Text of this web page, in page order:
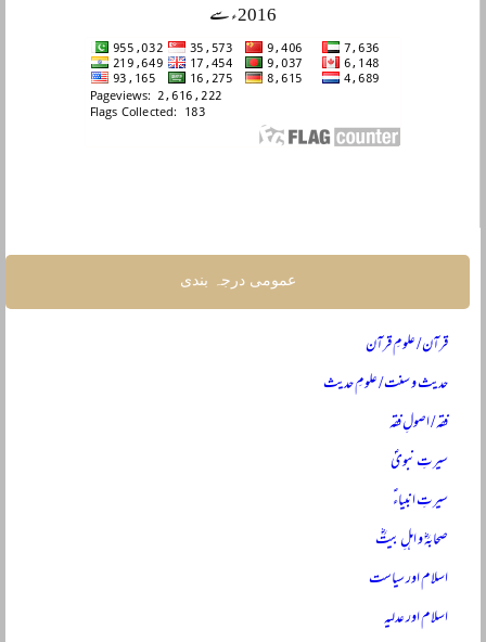
2016ء سے
عمومی درجہ بندی
قرآن / علومِ قرآن
حدیث و سنت / علومِ حدیث
فقہ / اصولِ فقہ
سیرتِ نبویؐ
سیرتِ انبیاءؑ
صحابہؓ و اہلِ بیتؓ
اسلام اور سیاست
اسلام اور عدلیہ